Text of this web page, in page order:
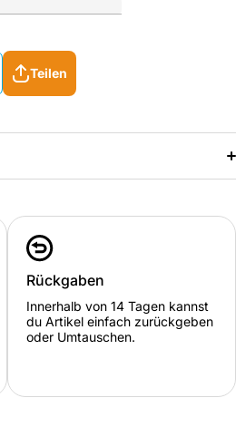
Teilen
Rückgaben
Innerhalb von 14 Tagen kannst
du Artikel einfach zurückgeben
oder Umtauschen.